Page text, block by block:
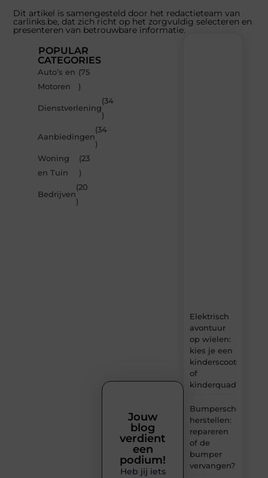
Dit artikel is samengesteld door het redactieteam van
carlinks.be, dat zich richt op het zorgvuldig selecteren en
presenteren van betrouwbare informatie.
POPULAR
CATEGORIES
Auto’s en
Motoren
(75
)
Dienstverlening
(34
)
Aanbiedingen
(34
)
Woning
en Tuin
(23
)
Bedrijven
(20
)
Elektrisch
avontuur
op wielen:
kies je een
kinderscooter
of
kinderquad?
Bumperschade
herstellen:
repareren
of de
bumper
vervangen?
Jouw
blog
verdient
een
podium!
Heb jij iets